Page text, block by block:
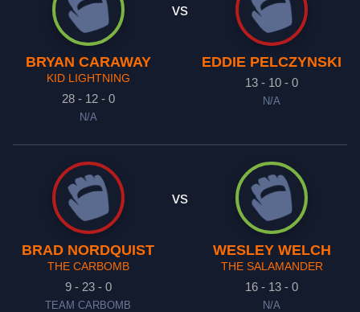
BRYAN CARAWAY
KID LIGHTNING
28 - 12 - 0
N/A
vs
EDDIE PELCZYNSKI
13 - 10 - 0
N/A
BRAD NORDQUIST
THE CARBOMB
9 - 23 - 0
TEAM CARBOMB
vs
WESLEY WELCH
THE SALAMANDER
16 - 13 - 0
N/A